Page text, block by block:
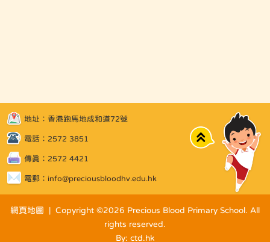
地址：香港跑馬地成和道72號
電話：2572 3851
傳真：2572 4421
電郵： info@preciousbloodhv.edu.hk
Top
網頁地圖 | Copyright ©2026 Precious Blood Primary School. All
rights reserved.
By: ctd.hk